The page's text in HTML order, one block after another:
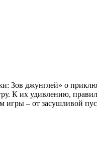
Зов джунглей» о
К их удивлению,
– от засушливой